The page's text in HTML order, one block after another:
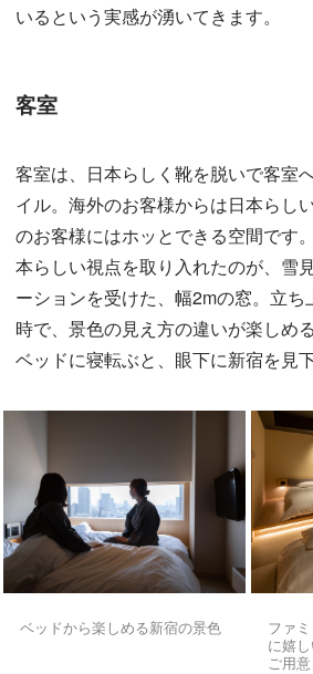
いるという実感が湧いてきます。
客室
客室は、日本らしく靴を脱いで客室
イル。海外のお客様からは日本らし
のお客様にはホッとできる空間です
本らしい視点を取り入れたのが、雪
ーションを受けた、幅2mの窓。立ち
時で、景色の見え方の違いが楽しめ
ベッドに寝転ぶと、眼下に新宿を見
ベッドから楽しめる新宿の景色
ファ
に嬉
ご用